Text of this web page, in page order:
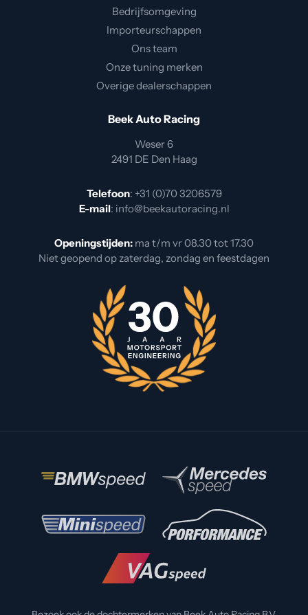
Bedrijfsomgeving
Importeurschappen
Ons team
Onze tuning merken
Overige dealerschappen
Beek Auto Racing
Weser 6
2491 DE Den Haag
Telefoon: +31 (0)70 3206579
E-mail: info@beekautoracing.nl
Openingstijden: ma t/m vr 08.30 tot 17.30
Niet geopend op zaterdag, zondag en feestdagen